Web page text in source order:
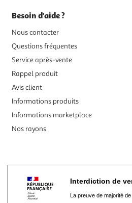
Besoin d'aide ?
Nous contacter
Questions fréquentes
Service après-vente
Rappel produit
Avis client
Informations produits
Informations marketplace
Nos rayons
Interdiction de
La preuve de majorité